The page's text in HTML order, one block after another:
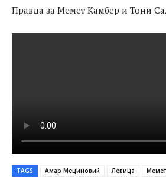
Правда за Мемет Камбер и Тони
TAGS Амар Мециновиќ Левица